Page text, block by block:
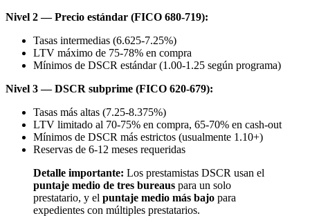
Nivel 2 — Precio estándar (FICO 680-719):
Tasas intermedias (6.625-7.25%)
LTV máximo de 75-78% en compra
Mínimos de DSCR estándar (1.00-1.25 según programa)
Nivel 3 — DSCR subprime (FICO 620-679):
Tasas más altas (7.25-8.375%)
LTV limitado al 70-75% en compra, 65-70% en cash-out
Mínimos de DSCR más estrictos (usualmente 1.10+)
Reservas de 6-12 meses requeridas
Detalle importante: Los prestamistas DSCR usan el
puntaje medio de tres bureaus para un solo
prestatario, y el puntaje medio más bajo para
expedientes con múltiples prestatarios.